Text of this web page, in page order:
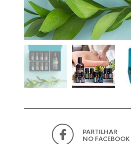
PARTILHAR
NO FACEBOOK